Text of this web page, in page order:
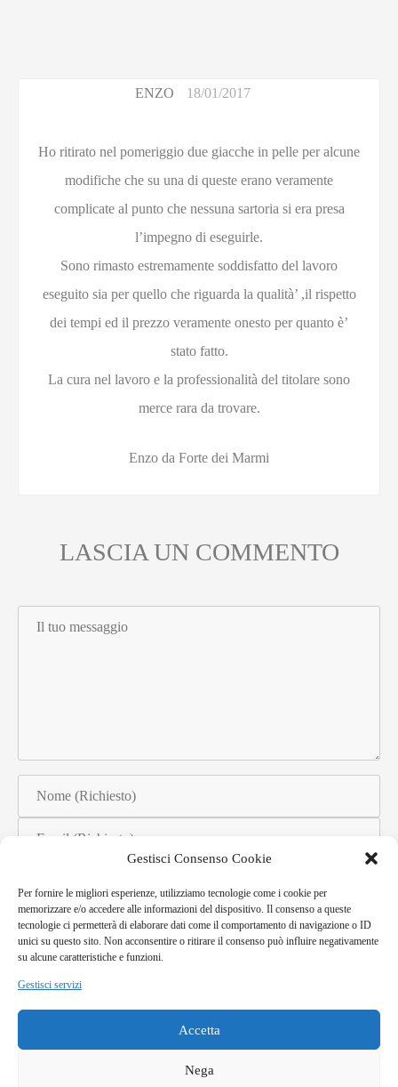
Gestisci Consenso Cookie
Per fornire le migliori esperienze, utilizziamo tecnologie come i cookie per
memorizzare e/o accedere alle informazioni del dispositivo. Il consenso a queste
tecnologie ci permetterà di elaborare dati come il comportamento di navigazione o ID
unici su questo sito. Non acconsentire o ritirare il consenso può influire negativamente
su alcune caratteristiche e funzioni.
Gestisci servizi
Accetta
Nega
ENZO 18/01/2017
Ho ritirato nel pomeriggio due giacche in pelle per alcune
modifiche che su una di queste erano veramente
complicate al punto che nessuna sartoria si era presa
l’impegno di eseguirle.
Sono rimasto estremamente soddisfatto del lavoro
eseguito sia per quello che riguarda la qualità’ ,il rispetto
dei tempi ed il prezzo veramente onesto per quanto è’
stato fatto.
La cura nel lavoro e la professionalità del titolare sono
merce rara da trovare.
Enzo da Forte dei Marmi
LASCIA UN COMMENTO
C
t
o
a
i
l
i
t
o
W
e
b
COPYRIGHT © ARTE PELLE ITALIA P.IVA: 03142530967 - VIA